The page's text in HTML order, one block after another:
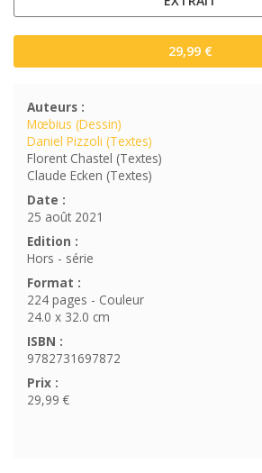
29,99 €
Auteurs :
Mœbius (Dessin)
Daniel Pizzoli (Textes)
Florent Chastel (Textes)
Claude Ecken (Textes)
Date :
25 août 2021
Edition :
Hors - série
Format :
224 pages - Couleur
24.0 x 32.0 cm
ISBN :
9782731697872
Prix :
29,99 €